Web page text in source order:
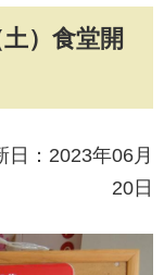
）食堂開
：2023年06月
20日